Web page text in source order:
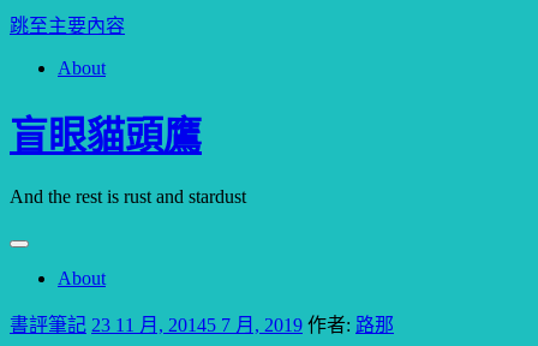
跳至主要內容
About
盲眼貓頭鷹
And the rest is rust and stardust
About
書評筆記 23 11 月, 20145 7 月, 2019 作者: 路那